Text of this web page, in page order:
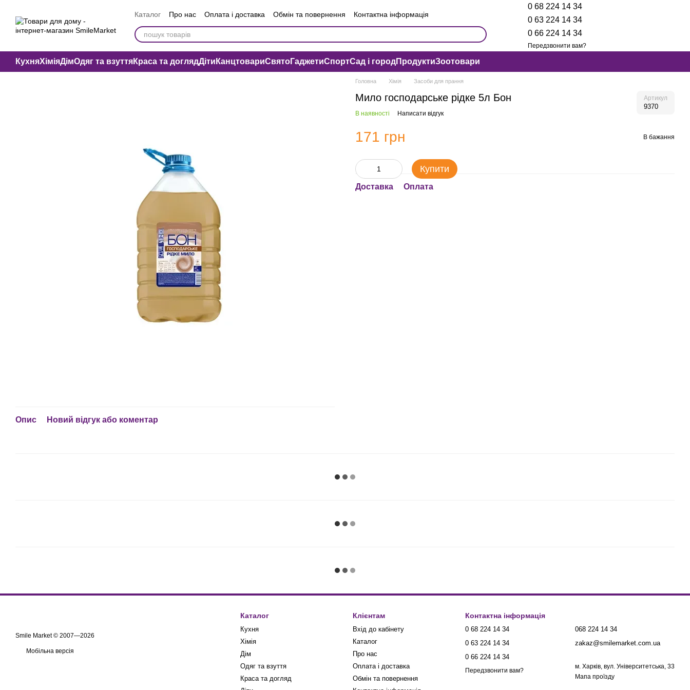
Каталог Про нас Оплата і доставка Обмін та повернення
Контактна інформація
Вакансії компанії
Публічна оферта Угода користувача
0 68 224 14 34
0 63 224 14 34
0 66 224 14 34
Передзвонити вам?
КухняХіміяДімОдяг та взуттяКраса та доглядДіти КанцтовариСвятоГаджетиСпортСад і городПродуктиЗоотовари
Опис Новий відгук або коментар
Головна Хімія Засоби для прання
Мило господарське рідке 5л Бон Артикул
9370
В наявності Написати відгук
171 грн В бажання
Купити
Доставка Оплата
Smile Market © 2007—2026
Мобільна версія
Каталог
Кухня
Хімія
Дім
Одяг та взуття
Краса та догляд
Клієнтам
Вхід до кабінету
Каталог
Про нас
Оплата і доставка
Обмін та повернення
Контактна інформація
0 68 224 14 34
0 63 224 14 34
0 66 224 14 34
Передзвонити вам?
068 224 14 34
zakaz@smilemarket.com.ua
м. Харків, вул. Університетська, 33
Мапа проїзду